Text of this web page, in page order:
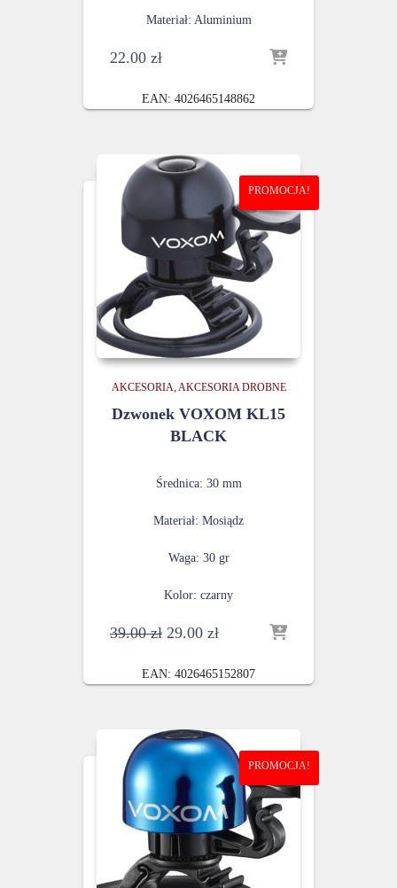
Materiał: Aluminium
22.00 zł
EAN: 4026465148862
PROMOCJA!
AKCESORIA AKCESORIA DROBNE
Dzwonek VOXOM KL15
BLACK
Średnica: 30 mm
Materiał: Mosiądz
Waga: 30 gr
Kolor: czarny
39.00zł Pierwotna
wynosiła:
39.00 zł.
29.00 złAktualna
wynosi:
29.00 zł.
EAN: 4026465152807
PROMOCJA!